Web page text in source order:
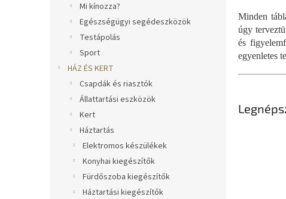
Mi kínozza?
Egészségügyi segédeszközök
Testápolás
Sport
HÁZ ÉS KERT
Csapdák és riasztók
Állattartási eszközök
Kert
Háztartás
Elektromos készülékek
Konyhai kiegészítők
Fürdőszoba kiegészítők
Háztartási kiegészítők
Minden
úgy
és
egyenletes